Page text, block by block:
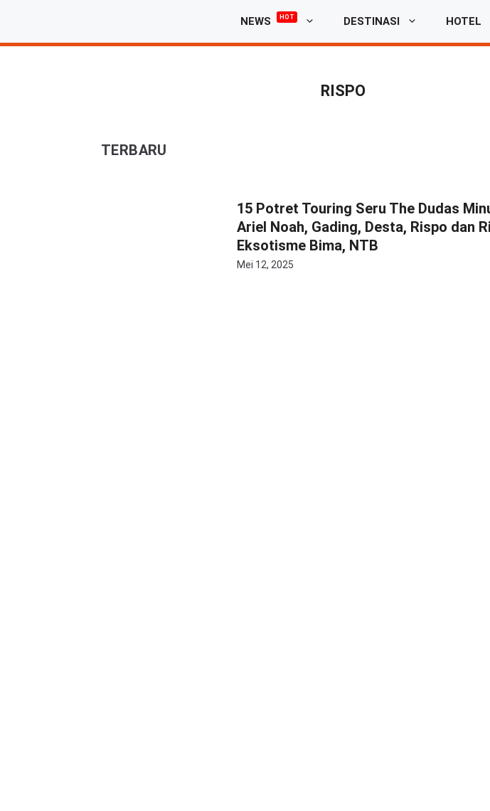
isi
NEWS HOT DESTINASI HOTEL
RISPO
TERBARU
15 Potret Touring Seru The Dudas
Ariel Noah, Gading, Desta, Rispo dan
Eksotisme Bima, NTB
Mei 12, 2025